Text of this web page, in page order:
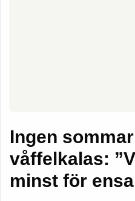
Ingen
våffelkalas:
minst för